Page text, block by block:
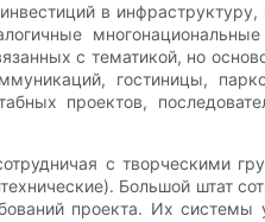
в инфраструктуру,
с тематикой, но
гостиницы,
проектов,
с творческими
Большой штат
проекта. Их